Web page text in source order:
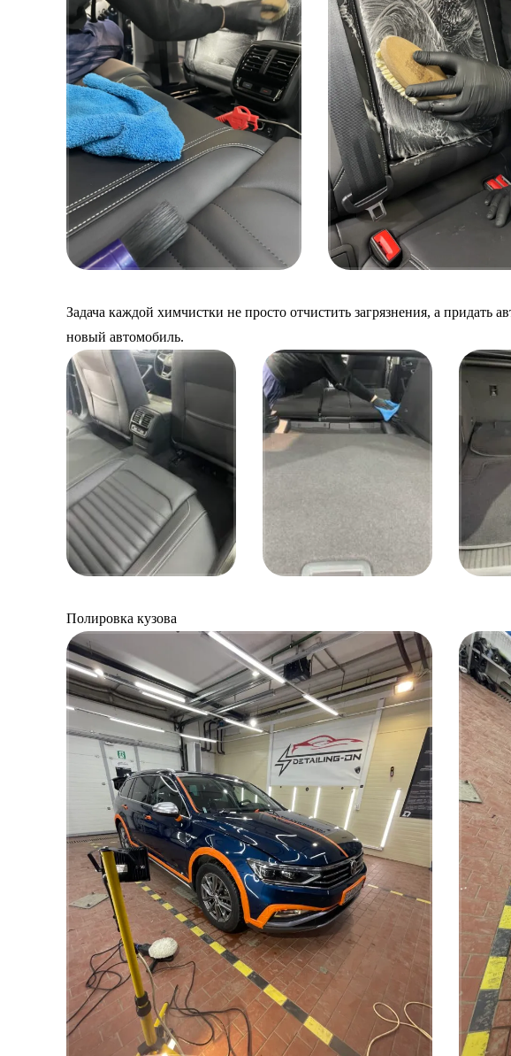
Задача каждой химчистки не просто отчистить загрязнения, а придать
новый автомобиль.
Полировка кузова